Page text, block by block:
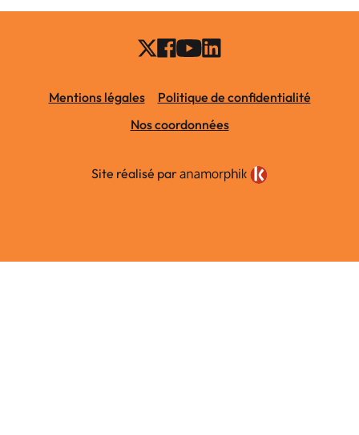
Mentions légales
Politique de confidentialité
Nos coordonnées
Site réalisé par